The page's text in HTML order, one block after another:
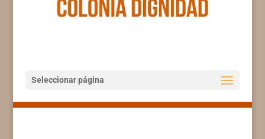
Seleccionar página